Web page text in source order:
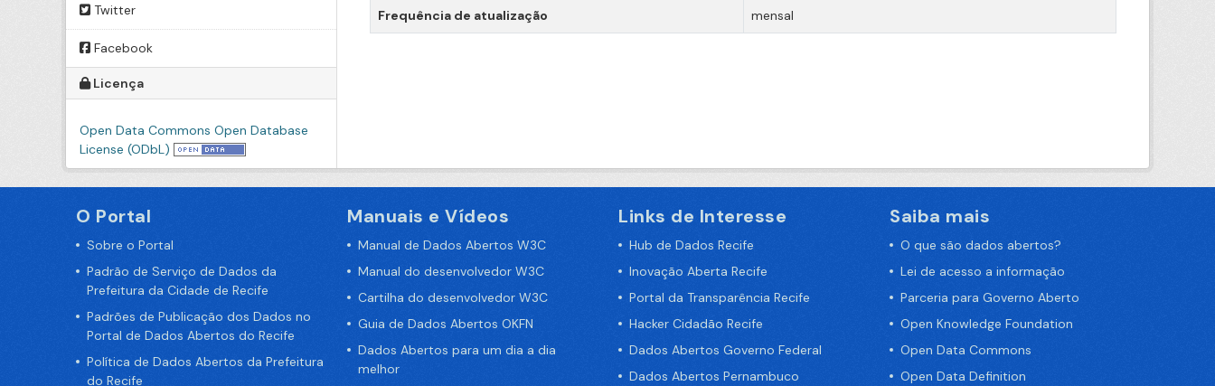
Twitter
Facebook
Licença
Open Data Commons Open Database
License (ODbL)
Frequência de atualização mensal
O Portal
Sobre o Portal
Padrão de Serviço de Dados da
Prefeitura da Cidade de Recife
Padrões de Publicação dos Dados no
Portal de Dados Abertos do Recife
Política de Dados Abertos da Prefeitura
do Recife
Manuais e Vídeos
Manual de Dados Abertos W3C
Manual do desenvolvedor W3C
Cartilha do desenvolvedor W3C
Guia de Dados Abertos OKFN
Dados Abertos para um dia a dia
melhor
Links de Interesse
Hub de Dados Recife
Inovação Aberta Recife
Portal da Transparência Recife
Hacker Cidadão Recife
Dados Abertos Governo Federal
Dados Abertos Pernambuco
Saiba mais
O que são dados abertos?
Lei de acesso a informação
Parceria para Governo Aberto
Open Knowledge Foundation
Open Data Commons
Open Data Definition